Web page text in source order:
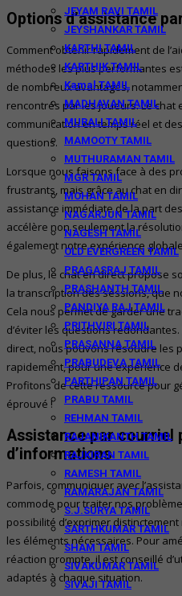
JEYAM RAVI TAMIL
JEYSHANKAR TAMIL
KARTHI TAMIL
KARTHIK TAMIL
Kamal TAMIL
MADHAVAN TAMIL
MURALI TAMIL
MAMOOTY TAMIL
MUTHURAMAN TAMIL
MGR TAMIL
MOHAN TAMIL
NAGARJUN TAMIL
NAGESH TAMIL
OLD EVERGREEN TAMIL
PRAGASRAJ TAMIL
PRASHANTH TAMIL
PANDIYA RAJ TAMIL
PRITHVIRI TAMIL
PRASANNA TAMIL
PRABUDEVA TAMIL
PARTHIPAN TAMIL
PRABU TAMIL
REHMAN TAMIL
RAJANIKANTH TAMIL
RAJKIRAN TAMIL
RAMESH TAMIL
RAMARAJAN TAMIL
S.J.SURYA TAMIL
SARTHKUMAR TAMIL
SHAM TAMIL
SIVAKUMAR TAMIL
SIVAJI TAMIL
Options d’assistance
Comment obtenir rapidement de
méthodes les plus performantes
de nombreux avantages,
rencontrés par les joueurs. Le chat
communication en temps réel et
questions.
Lorsque nous faisons face à des
frustrants, mais grâce au chat en
assistance immédiate de la part
accélère non seulement la
également notre expérience
De plus, le chat en direct propose
la transcription des sessions, que
Cela nous permet de garder une
d’éviter les questions
direct, nous pouvons résoudre les
rapidement, pour une expérience
Profitons de cette ressource pour
éprouvé !
Assistance par courriel
d’informations
Parfois, communiquer avec
commode pour traiter nos
possibilité d’exprimer
les éléments nécessaires. Pour
réaction prompte, il est conseillé
adaptés à chaque situation.